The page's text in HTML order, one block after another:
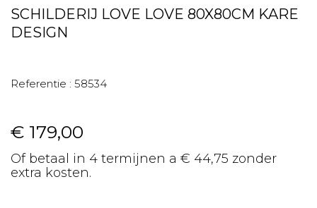
SCHILDERIJ LOVE LOVE 80X80CM KARE
DESIGN
Referentie : 58534
€ 179,00
Of betaal in 4 termijnen a € 44,75 zonder
extra kosten.